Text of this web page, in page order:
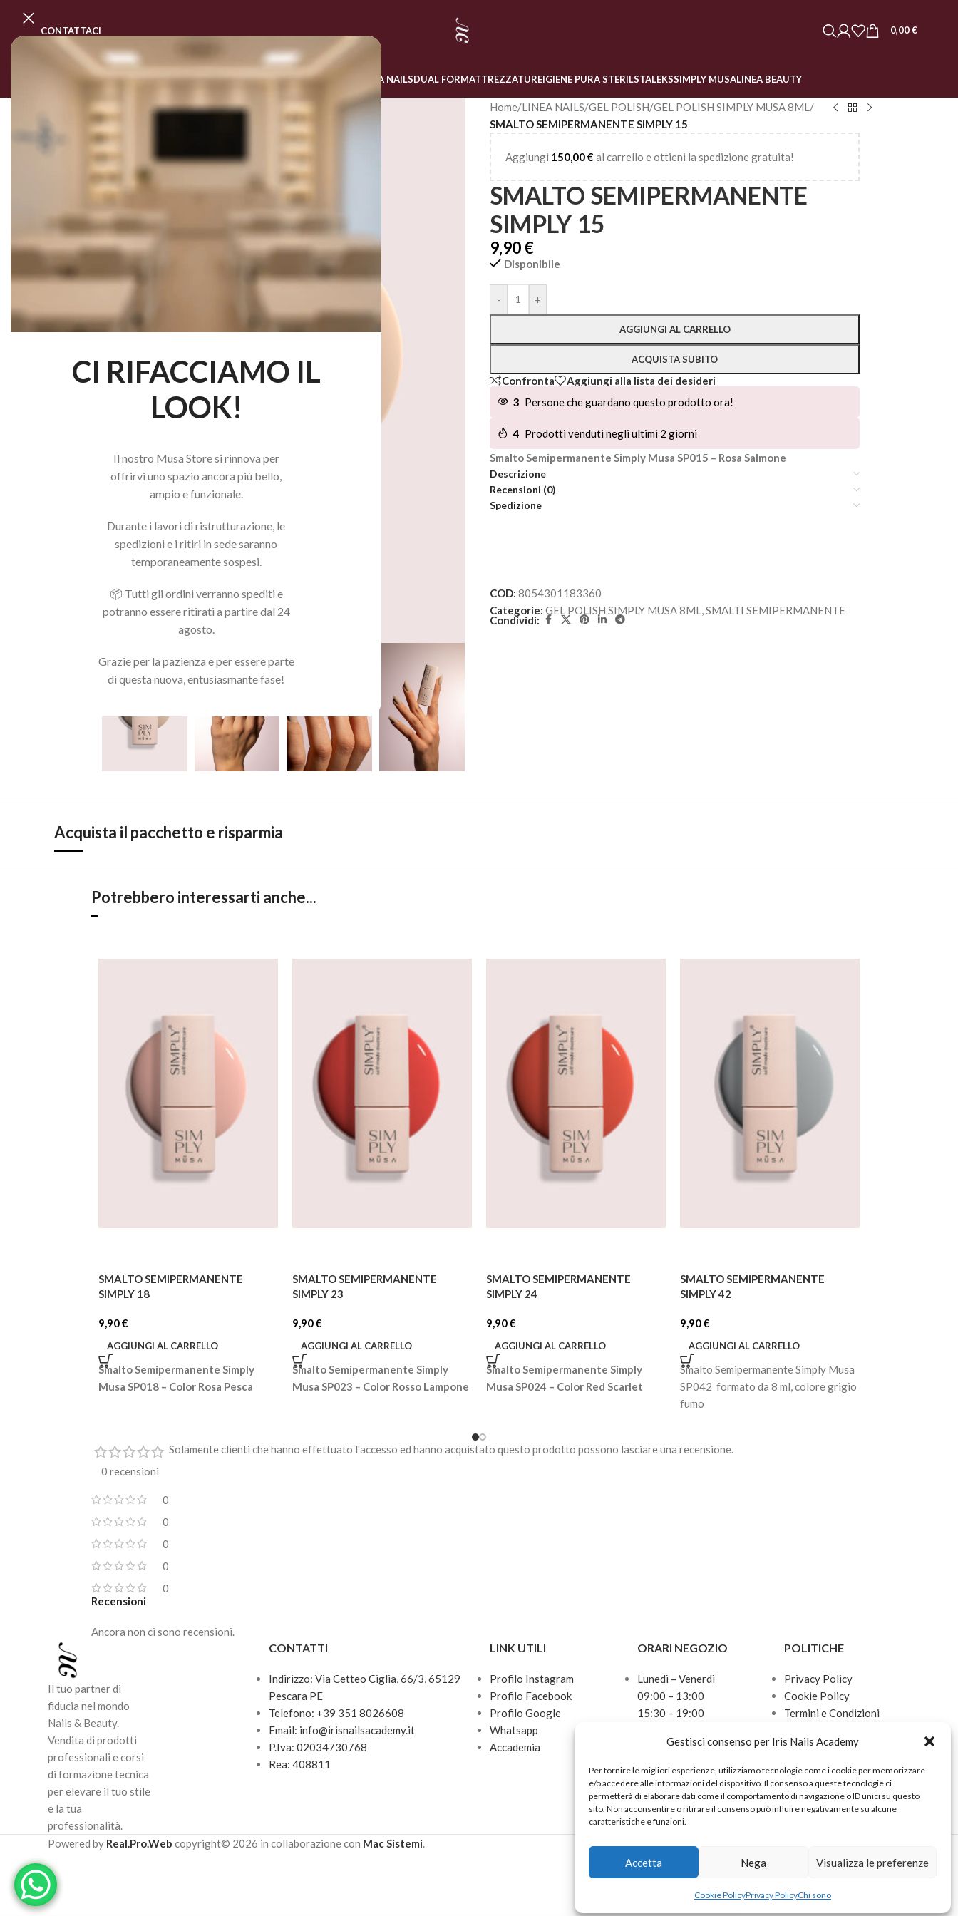
CI RIFACCIAMO IL
LOOK!
Il nostro Musa Store si rinnova per
offrirvi uno spazio ancora più bello,
ampio e funzionale.
Durante i lavori di ristrutturazione, le
spedizioni e i ritiri in sede saranno
temporaneamente sospesi.
📦 Tutti gli ordini verranno spediti e
potranno essere ritirati a partire dal 24
agosto.
Grazie per la pazienza e per essere parte
di questa nuova, entusiasmante fase!
Gestisci consenso per Iris Nails Academy
Per fornire le migliori esperienze, utilizziamo tecnologie come i cookie per memorizzare
e/o accedere alle informazioni del dispositivo. Il consenso a queste tecnologie ci
permetterà di elaborare dati come il comportamento di navigazione o ID unici su questo
sito. Non acconsentire o ritirare il consenso può influire negativamente su alcune
caratteristiche e funzioni.
Accetta Nega Visualizza le preferenze
Cookie PolicyPrivacy PolicyChi sono
CONTATTACI 0,00€
PROGRAMMA MASTER CLASSCORSI ONLINE LINEA NAILSDUAL FORMATTREZZATUREIGIENE PURA STERILSTALEKSSIMPLY MUSALINEA BEAUTY
Home/LINEA NAILS/GEL POLISH/GEL POLISH SIMPLY MUSA 8ML/
SMALTO SEMIPERMANENTE SIMPLY 15
Aggiungi 150,00€ al carrello e ottieni la spedizione gratuita!
SMALTO SEMIPERMANENTE
SIMPLY 15
9,90€
Disponibile
- +
AGGIUNGI AL CARRELLO
ACQUISTA SUBITO
Alternative:
Confronta
Aggiungi alla lista dei desideri
3 Persone che guardano questo prodotto ora!
4 Prodotti venduti negli ultimi 2 giorni
Smalto Semipermanente Simply Musa SP015 – Rosa Salmone
Descrizione
Recensioni (0)
Spedizione
COD: 8054301183360
Categorie: GEL POLISH SIMPLY MUSA 8ML,SMALTI SEMIPERMANENTE
Condividi:
Acquista il pacchetto e risparmia
Potrebbero interessarti anche...
SMALTO SEMIPERMANENTE
SIMPLY 18
9,90€
AGGIUNGI AL CARRELLO
Smalto Semipermanente Simply
Musa SP018 – Color Rosa Pesca
SMALTO SEMIPERMANENTE
SIMPLY 23
9,90€
AGGIUNGI AL CARRELLO
Smalto Semipermanente Simply
Musa SP023 – Color Rosso Lampone
SMALTO SEMIPERMANENTE
SIMPLY 24
9,90€
AGGIUNGI AL CARRELLO
Smalto Semipermanente Simply
Musa SP024 – Color Red Scarlet
SMALTO SEMIPERMANENTE
SIMPLY 42
9,90€
AGGIUNGI AL CARRELLO
Smalto Semipermanente Simply Musa
SP042 formato da 8 ml, colore grigio
fumo
0 recensioni
0
0
0
0
0
Recensioni
Ancora non ci sono recensioni.
Solamente clienti che hanno effettuato l'accesso ed hanno acquistato questo prodotto possono lasciare una recensione.
Il tuo partner di
fiducia nel mondo
Nails & Beauty.
Vendita di prodotti
professionali e corsi
di formazione tecnica
per elevare il tuo stile
e la tua
professionalità.
CONTATTI
Indirizzo: Via Cetteo Ciglia, 66/3, 65129
Pescara PE
Telefono: +39 351 8026608
Email: info@irisnailsacademy.it
P.Iva: 02034730768
Rea: 408811
LINK UTILI
Profilo Instagram
Profilo Facebook
Profilo Google
Whatsapp
Accademia
ORARI NEGOZIO
Lunedì – Venerdì
09:00 – 13:00
15:30 – 19:00
10:00 – 13:00
Domenica
Chiuso
POLITICHE
Privacy Policy
Cookie Policy
Termini e Condizioni
Powered by Real.Pro.Web copyright© 2026 in collaborazione con Mac Sistemi.